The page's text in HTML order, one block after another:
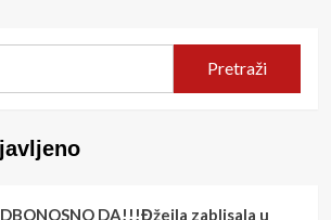
Pretraži
DA!!!Đžejla zablisala u